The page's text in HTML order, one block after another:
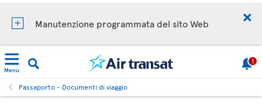
Manutenzione programmata del sito Web
Menu
1
Passaporto - Documenti di viaggio